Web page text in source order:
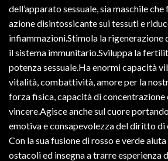
dell’apparato sessuale, sia maschile
azione disintossicante sui tessuti e
infiammazioni.Stimola la rigenerazione
il sistema immunitario.Sviluppa la
potenza sessuale.Ha enormi capacità
vitalità, combattività, amore per la
forza fisica, capacità di concentrazione
vincere.Agisce anche sul cuore
emotiva e consapevolezza del diritto di
Con la sua fusione di rosso e verde
ostacoli ed insegna a trarre esperienza